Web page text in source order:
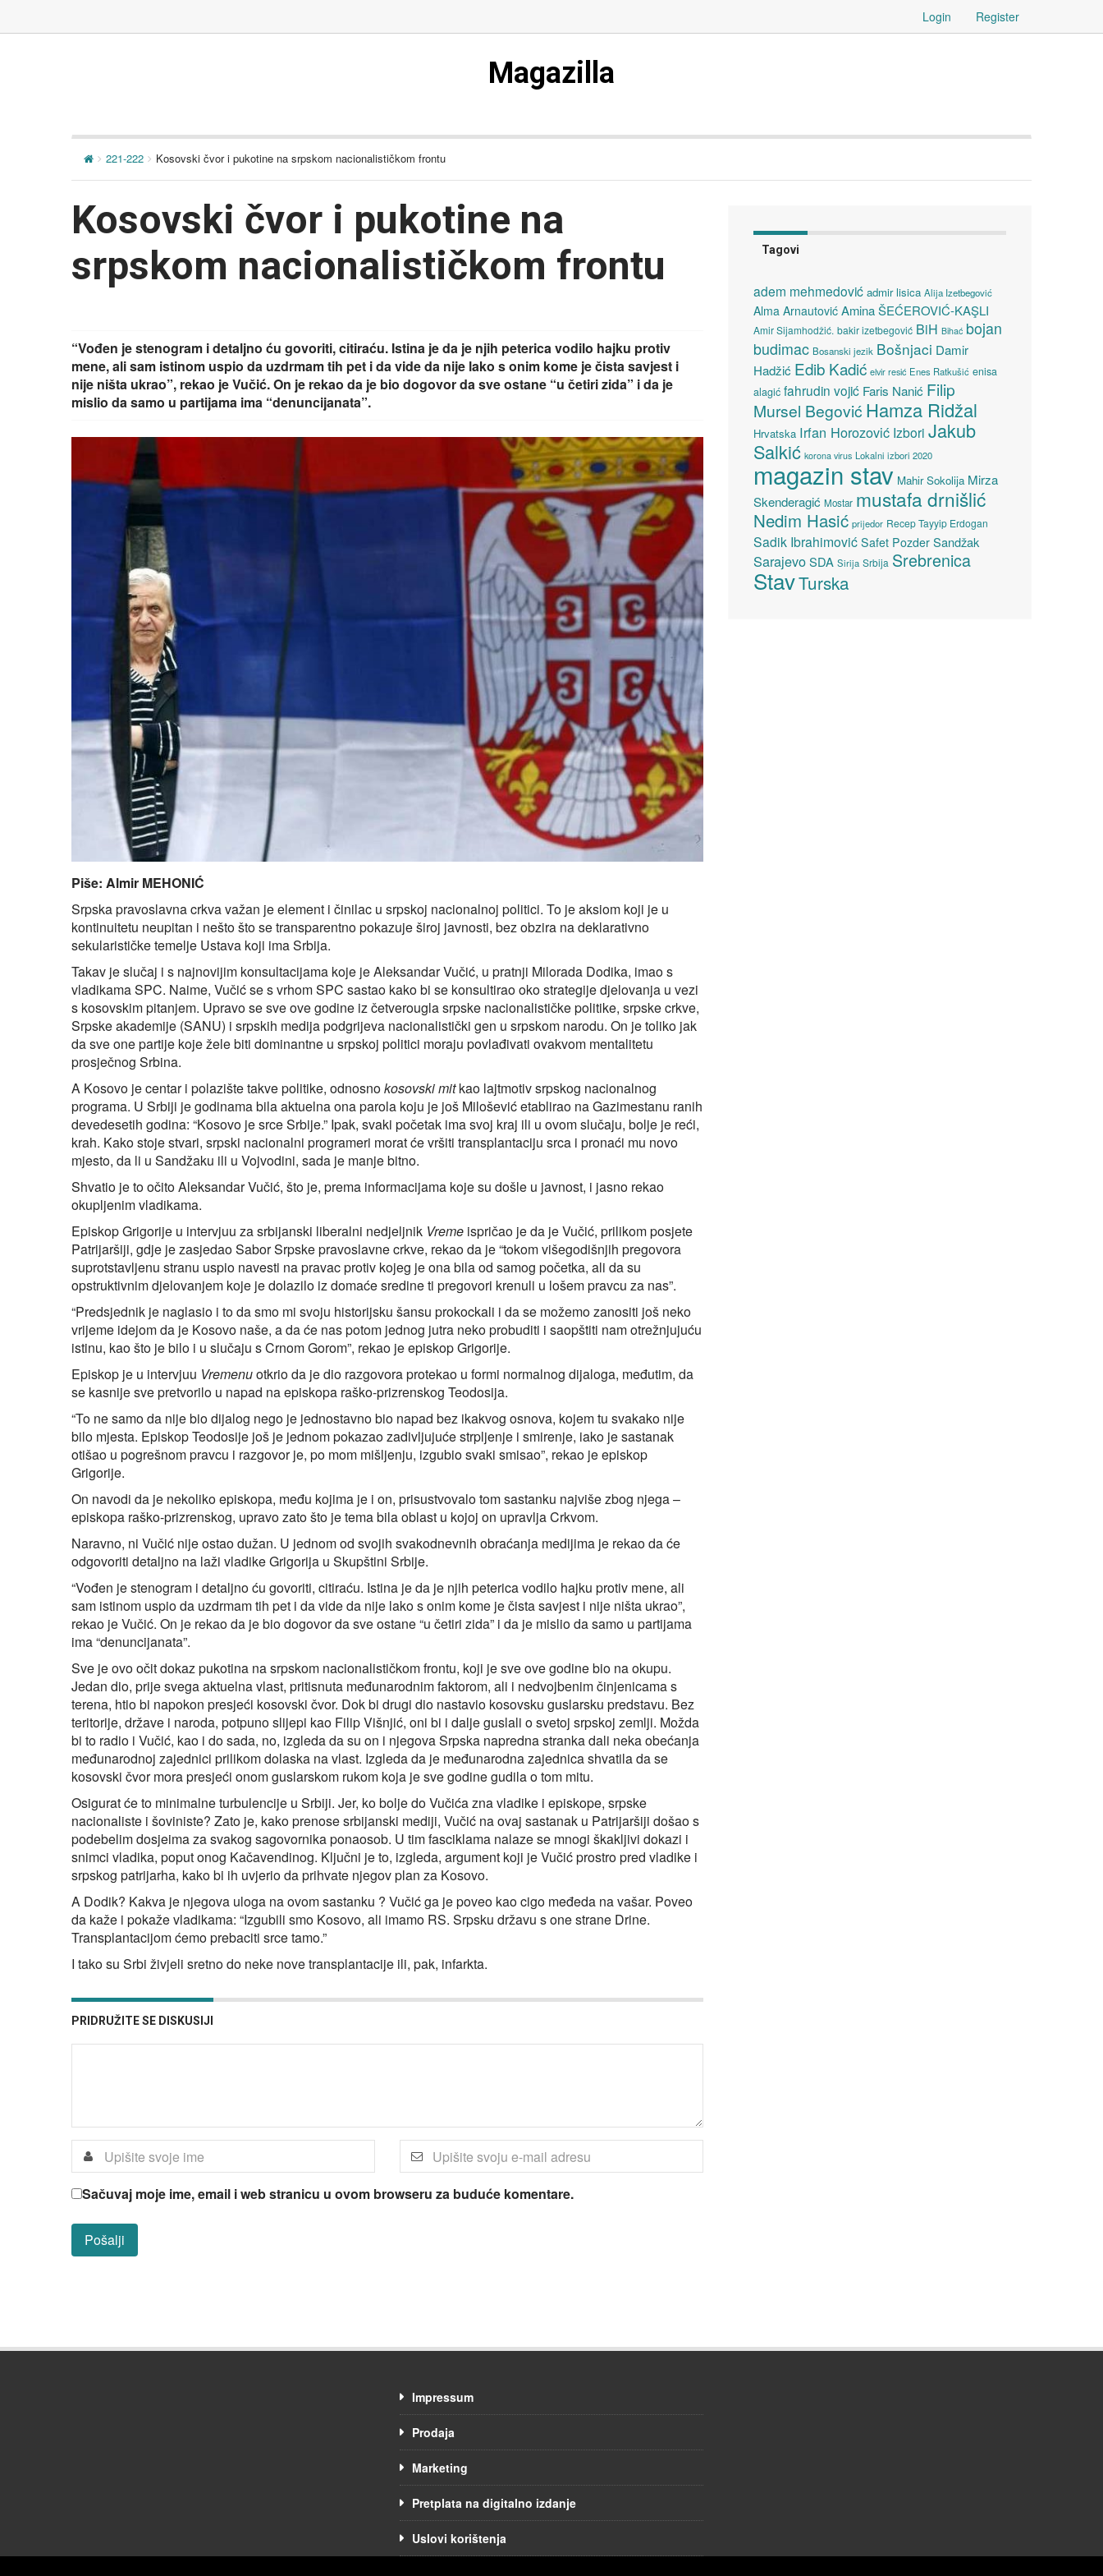
Login Register
Magazilla
221-222 Kosovski čvor i pukotine na srpskom nacionalističkom frontu
Kosovski čvor i pukotine na
srpskom nacionalističkom frontu
“Vođen je stenogram i detaljno ću govoriti, citiraću. Istina je da je njih peterica vodilo hajku protiv
mene, ali sam istinom uspio da uzdrmam tih pet i da vide da nije lako s onim kome je čista savjest i
nije ništa ukrao”, rekao je Vučić. On je rekao da je bio dogovor da sve ostane “u četiri zida” i da je
mislio da samo u partijama ima “denuncijanata”.
Piše: Almir MEHONIĆ
Srpska pravoslavna crkva važan je element i činilac u srpskoj nacionalnoj politici. To je aksiom koji je u
kontinuitetu neupitan i nešto što se transparentno pokazuje široj javnosti, bez obzira na deklarativno
sekularističke temelje Ustava koji ima Srbija.
Takav je slučaj i s najnovijim konsultacijama koje je Aleksandar Vučić, u pratnji Milorada Dodika, imao s
vladikama SPC. Naime, Vučić se s vrhom SPC sastao kako bi se konsultirao oko strategije djelovanja u vezi
s kosovskim pitanjem. Upravo se sve ove godine iz četverougla srpske nacionalističke politike, srpske crkve,
Srpske akademije (SANU) i srpskih medija podgrijeva nacionalistički gen u srpskom narodu. On je toliko jak
da sve one partije koje žele biti dominantne u srpskoj politici moraju povlađivati ovakvom mentalitetu
prosječnog Srbina.
A Kosovo je centar i polazište takve politike, odnosnokosovski mitkao lajtmotiv srpskog nacionalnog
programa. U Srbiji je godinama bila aktuelna ona parola koju je još Milošević etablirao na Gazimestanu ranih
devedesetih godina: “Kosovo je srce Srbije.” Ipak, svaki početak ima svoj kraj ili u ovom slučaju, bolje je reći,
krah. Kako stoje stvari, srpski nacionalni programeri morat će vršiti transplantaciju srca i pronaći mu novo
mjesto, da li u Sandžaku ili u Vojvodini, sada je manje bitno.
Shvatio je to očito Aleksandar Vučić, što je, prema informacijama koje su došle u javnost, i jasno rekao
okupljenim vladikama.
Episkop Grigorije u intervjuu za srbijanski liberalni nedjeljnik Vreme ispričao je da je Vučić, prilikom posjete
Patrijaršiji, gdje je zasjedao Sabor Srpske pravoslavne crkve, rekao da je “tokom višegodišnjih pregovora
suprotstavljenu stranu uspio navesti na pravac protiv kojeg je ona bila od samog početka, ali da su
opstruktivnim djelovanjem koje je dolazilo iz domaće sredine ti pregovori krenuli u lošem pravcu za nas”.
“Predsjednik je naglasio i to da smo mi svoju historijsku šansu prokockali i da se možemo zanositi još neko
vrijeme idejom da je Kosovo naše, a da će nas potom jednog jutra neko probuditi i saopštiti nam otrežnjujuću
istinu, kao što je bilo i u slučaju s Crnom Gorom”, rekao je episkop Grigorije.
Episkop je u intervjuu Vremenuotkrio da je dio razgovora protekao u formi normalnog dijaloga, međutim, da
se kasnije sve pretvorilo u napad na episkopa raško-prizrenskog Teodosija.
“To ne samo da nije bio dijalog nego je jednostavno bio napad bez ikakvog osnova, kojem tu svakako nije
bilo mjesta. Episkop Teodosije još je jednom pokazao zadivljujuće strpljenje i smirenje, iako je sastanak
otišao u pogrešnom pravcu i razgovor je, po mom mišljenju, izgubio svaki smisao”, rekao je episkop
Grigorije.
On navodi da je nekoliko episkopa, među kojima je i on, prisustvovalo tom sastanku najviše zbog njega –
episkopa raško-prizrenskog, upravo zato što je tema bila oblast u kojoj on upravlja Crkvom.
Naravno, ni Vučić nije ostao dužan. U jednom od svojih svakodnevnih obraćanja medijima je rekao da će
odgovoriti detaljno na laži vladike Grigorija u Skupštini Srbije.
“Vođen je stenogram i detaljno ću govoriti, citiraću. Istina je da je njih peterica vodilo hajku protiv mene, ali
sam istinom uspio da uzdrmam tih pet i da vide da nije lako s onim kome je čista savjest i nije ništa ukrao”,
rekao je Vučić. On je rekao da je bio dogovor da sve ostane “u četiri zida” i da je mislio da samo u partijama
ima “denuncijanata”.
Sve je ovo očit dokaz pukotina na srpskom nacionalističkom frontu, koji je sve ove godine bio na okupu.
Jedan dio, prije svega aktuelna vlast, pritisnuta međunarodnim faktorom, ali i nedvojbenim činjenicama s
terena, htio bi napokon presjeći kosovski čvor. Dok bi drugi dio nastavio kosovsku guslarsku predstavu. Bez
teritorije, države i naroda, potpuno slijepi kao Filip Višnjić, oni bi i dalje guslali o svetoj srpskoj zemlji. Možda
bi to radio i Vučić, kao i do sada, no, izgleda da su on i njegova Srpska napredna stranka dali neka obećanja
međunarodnoj zajednici prilikom dolaska na vlast. Izgleda da je međunarodna zajednica shvatila da se
kosovski čvor mora presjeći onom guslarskom rukom koja je sve godine gudila o tom mitu.
Osigurat će to minimalne turbulencije u Srbiji. Jer, ko bolje do Vučića zna vladike i episkope, srpske
nacionaliste i šoviniste? Zato je, kako prenose srbijanski mediji, Vučić na ovaj sastanak u Patrijaršiji došao s
podebelim dosjeima za svakog sagovornika ponaosob. U tim fasciklama nalaze se mnogi škakljivi dokazi i
snimci vladika, poput onog Kačavendinog. Ključni je to, izgleda, argument koji je Vučić prostro pred vladike i
srpskog patrijarha, kako bi ih uvjerio da prihvate njegov plan za Kosovo.
A Dodik? Kakva je njegova uloga na ovom sastanku ? Vučić ga je poveo kao cigo međeda na vašar. Poveo
da kaže i pokaže vladikama: “Izgubili smo Kosovo, ali imamo RS. Srpsku državu s one strane Drine.
Transplantacijom ćemo prebaciti srce tamo.”
I tako su Srbi živjeli sretno do neke nove transplantacije ili, pak, infarkta.
PRIDRUŽITE SE DISKUSIJI
Sačuvaj moje ime, email i web stranicu u ovom browseru za buduće komentare.
Tagovi
adem mehmedović admir lisica Alija Izetbegović
Alma Arnautović Amina ŠEĆEROVIĆ-KAŞLI
Amir Sijamhodžić. bakir izetbegović BiH Bihać bojan
budimac Bosanski jezik Bošnjaci Damir
Hadžić Edib Kadić elvir resić Enes Ratkušić enisa
alagić fahrudin vojić Faris Nanić Filip
Mursel Begović Hamza Ridžal
Hrvatska Irfan Horozović Izbori Jakub
Salkić korona virus Lokalni izbori 2020
magazin stav Mahir Sokolija Mirza
Skenderagić Mostar mustafa drnišlić
Nedim Hasić prijedor Recep Tayyip Erdogan
Sadik Ibrahimović Safet Pozder Sandžak
SarajevoSDA Sirija Srbija Srebrenica
StavTurska
Impressum
Prodaja
Marketing
Pretplata na digitalno izdanje
Uslovi korištenja